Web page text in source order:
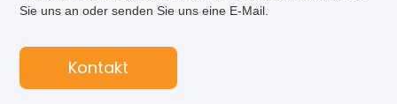
Sie uns an oder senden Sie uns eine E-Mail.
Kontakt